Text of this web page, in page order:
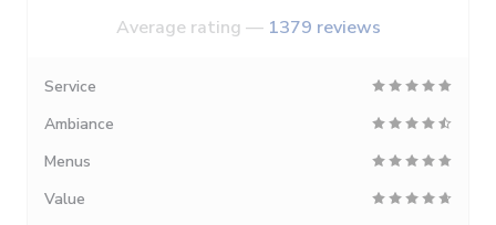
Average rating — 1379 reviews
Service
Ambiance
Menus
Value